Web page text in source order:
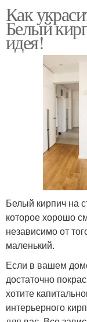
Как
Белый
идея!
Белый кирпич на
которое хорошо
независимо от
маленький.
Если в вашем
достаточно
хотите
интерьерного